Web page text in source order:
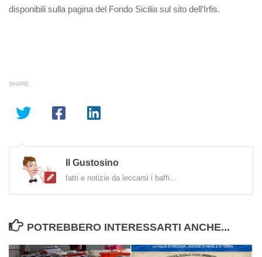
disponibili sulla pagina del Fondo Sicilia sul sito dell’Irfis.
SHARE
Il Gustosino
fatti e notizie da leccarsi i baffi...
POTREBBERO INTERESSARTI ANCHE...